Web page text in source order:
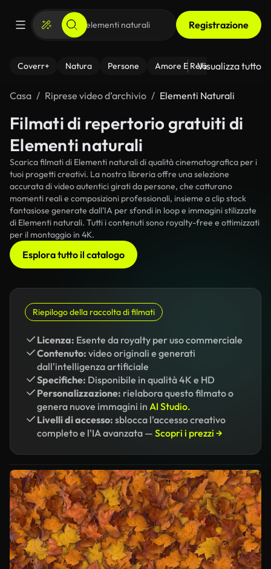
Registrazione
Coverr+ Natura Persone Amore E Relazioni Il
Visualizza tutto
Casa Riprese video d’archivio Elementi Naturali
Filmati di repertorio gratuiti di
Elementi naturali
Scarica filmati di Elementi naturali di qualità cinematografica per i
tuoi progetti creativi. La nostra libreria offre una selezione
accurata di video autentici girati da persone, che catturano
momenti reali e composizioni professionali, insieme a clip stock
fantasiose generate dall'IA per sfondi in loop e immagini stilizzate
di Elementi naturali. Tutti i contenuti sono royalty-free e ottimizzati
per il montaggio in 4K.
Esplora tutto il catalogo
Riepilogo della raccolta di filmati
Licenza: Esente da royalty per uso commerciale
Contenuto: video originali e generati
dall'intelligenza artificiale
Specifiche: Disponibile in qualità 4K e HD
Personalizzazione: rielabora questo filmato o
genera nuove immagini in AI Studio.
Livelli di accesso: sblocca l'accesso creativo
completo e l'IA avanzata — Scopri i prezzi →